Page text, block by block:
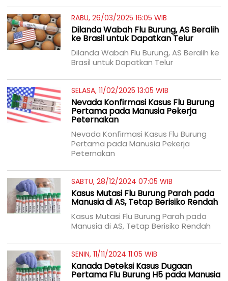
RABU, 26/03/2025 16:05 WIB
Dilanda Wabah Flu Burung, AS Beralih
ke Brasil untuk Dapatkan Telur
Dilanda Wabah Flu Burung, AS Beralih ke
Brasil untuk Dapatkan Telur
SELASA, 11/02/2025 13:05 WIB
Nevada Konfirmasi Kasus Flu Burung
Pertama pada Manusia Pekerja
Peternakan
Nevada Konfirmasi Kasus Flu Burung
Pertama pada Manusia Pekerja
Peternakan
SABTU, 28/12/2024 07:05 WIB
Kasus Mutasi Flu Burung Parah pada
Manusia di AS, Tetap Berisiko Rendah
Kasus Mutasi Flu Burung Parah pada
Manusia di AS, Tetap Berisiko Rendah
SENIN, 11/11/2024 11:05 WIB
Kanada Deteksi Kasus Dugaan
Pertama Flu Burung H5 pada Manusia